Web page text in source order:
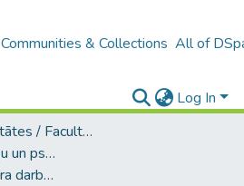
Communities & Collections All of
Log In
B4 – LU fakultātes / Faculties of the UL
A -- Izglītības zinātņu un psiholoģijas fakultāte / Faculty of Education Sciences and Psychology
Bakalaura un maģistra darbi (PPMF) / Bachelor's and Master's theses